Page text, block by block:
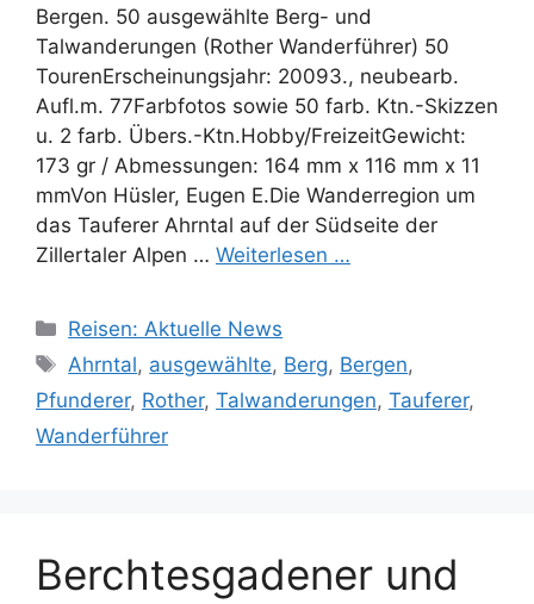
Bergen. 50 ausgewählte Berg- und
Talwanderungen (Rother Wanderführer) 50
TourenErscheinungsjahr: 20093., neubearb.
Aufl.m. 77Farbfotos sowie 50 farb. Ktn.-Skizzen
u. 2 farb. Übers.-Ktn.Hobby/FreizeitGewicht:
173 gr / Abmessungen: 164 mm x 116 mm x 11
mmVon Hüsler, Eugen E.Die Wanderregion um
das Tauferer Ahrntal auf der Südseite der
Zillertaler Alpen … Weiterlesen …
Kategorien
Reisen: Aktuelle News
Schlagwörter
Ahrntal, ausgewählte, Berg, Bergen,
Pfunderer, Rother, Talwanderungen, Tauferer,
Wanderführer
Berchtesgadener und